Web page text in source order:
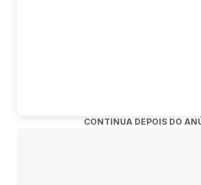
CONTINUA DEPOIS DO